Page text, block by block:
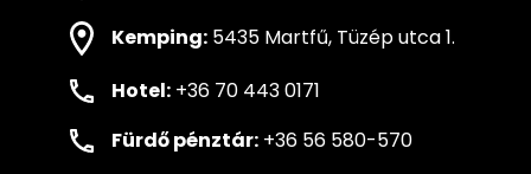
Kemping: 5435 Martfű, Tüzép utca 1.
Hotel: +36 70 443 0171
Fürdő pénztár: +36 56 580-570